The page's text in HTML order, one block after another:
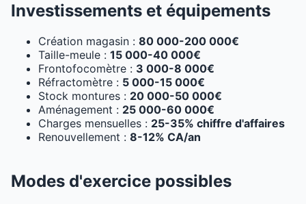
Investissements et équipements
Création magasin : 80 000-200 000€
Taille-meule : 15 000-40 000€
Frontofocomètre : 3 000-8 000€
Réfractomètre : 5 000-15 000€
Stock montures : 20 000-50 000€
Aménagement : 25 000-60 000€
Charges mensuelles : 25-35% chiffre d'affaires
Renouvellement : 8-12% CA/an
Modes d'exercice possibles